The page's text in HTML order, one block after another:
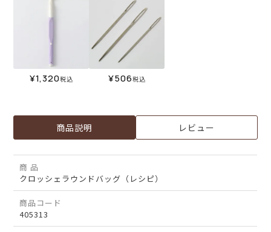
¥1,320税込 ¥506税込
商品説明 レビュー
商 品
クロッシェラウンドバッグ（レシピ）
商品コード
405313